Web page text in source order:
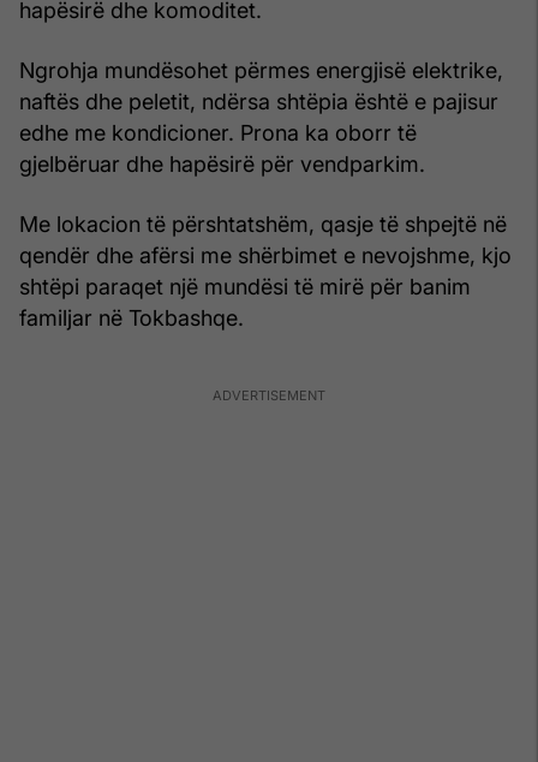
hapësirë dhe komoditet.
Ngrohja mundësohet përmes energjisë elektrike,
naftës dhe peletit, ndërsa shtëpia është e pajisur
edhe me kondicioner. Prona ka oborr të
gjelbëruar dhe hapësirë për vendparkim.
Me lokacion të përshtatshëm, qasje të shpejtë në
qendër dhe afërsi me shërbimet e nevojshme, kjo
shtëpi paraqet një mundësi të mirë për banim
familjar në Tokbashqe.